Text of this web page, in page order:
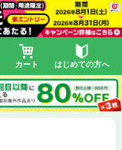
カート はじめての方へ